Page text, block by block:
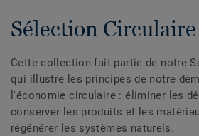
Sélection Circulaire
Cette collection fait partie de notre
qui illustre les principes de notre
l'économie circulaire : éliminer les
conserver les produits et les
régénérer les systèmes naturels.